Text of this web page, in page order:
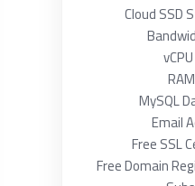
Cloud SSD
MySQL
Email
Free SSL
Free Domain